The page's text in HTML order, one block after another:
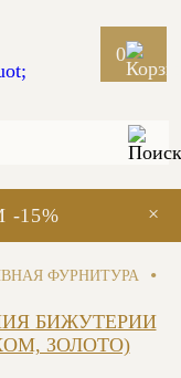
0
×
15%
ФУРНИТУРА •
БИЖУТЕРИИ
ЗОЛОТО)